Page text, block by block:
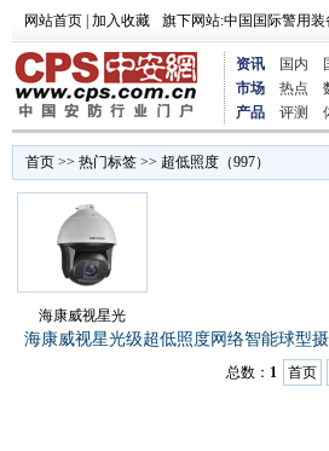
网站首页 加入收藏 旗下网站:中国国际警用装
资讯 国内
市场
热点
产品
评测
首页 >> 热门标签 >> 超低照度（997）
海康威视星光
海康威视星光级超低照度网络智能球型
总数： 1 首页